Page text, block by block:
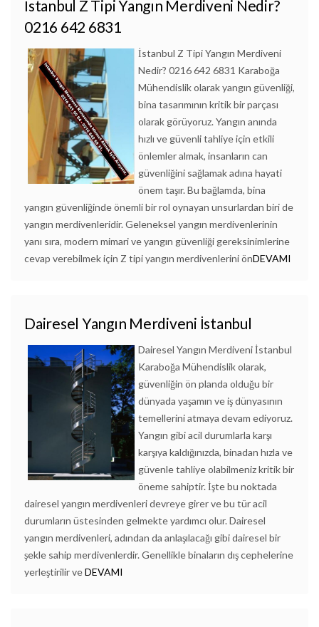
İstanbul Z Tipi Yangın Merdiveni Nedir?
0216 642 6831
İstanbul Z Tipi Yangın Merdiveni
Nedir? 0216 642 6831 Karaboğa
Mühendislik olarak yangın güvenliği,
bina tasarımının kritik bir parçası
olarak görüyoruz. Yangın anında
hızlı ve güvenli tahliye için etkili
önlemler almak, insanların can
güvenliğini sağlamak adına hayati
önem taşır. Bu bağlamda, bina
yangın güvenliğinde önemli bir rol oynayan unsurlardan biri de
yangın merdivenleridir. Geleneksel yangın merdivenlerinin
yanı sıra, modern mimari ve yangın güvenliği gereksinimlerine
cevap verebilmek için Z tipi yangın merdivenlerini önDEVAMI
Dairesel Yangın Merdiveni İstanbul
Dairesel Yangın Merdiveni İstanbul
Karaboğa Mühendislik olarak,
güvenliğin ön planda olduğu bir
dünyada yaşamın ve iş dünyasının
temellerini atmaya devam ediyoruz.
Yangın gibi acil durumlarla karşı
karşıya kaldığınızda, binadan hızla ve
güvenle tahliye olabilmeniz kritik bir
öneme sahiptir. İşte bu noktada
dairesel yangın merdivenleri devreye girer ve bu tür acil
durumların üstesinden gelmekte yardımcı olur. Dairesel
yangın merdivenleri, adından da anlaşılacağı gibi dairesel bir
şekle sahip merdivenlerdir. Genellikle binaların dış cephelerine
yerleştirilir veDEVAMI